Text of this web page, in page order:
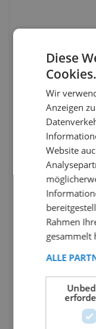
Diese
Cookies.
Wir
Anzeigen
Website
Rahmen
gesammelt
ALLE